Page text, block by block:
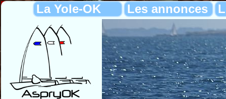
La Yole-OK Les annonces